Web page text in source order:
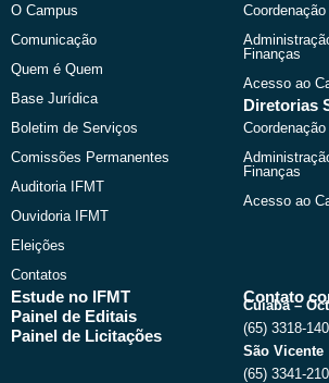
o
k
O Campus
Comunicação
Quem é Quem
Base Jurídica
Boletim de Serviços
Comissões Permanentes
Auditoria IFMT
Ouvidoria IFMT
Eleições
Contatos
Finanças
Acesso ao
Diretorias
Finanças
Acesso ao
Estude no IFMT
Painel de Editais
Painel de Licitações
Contato
Cuiabá –
(65) 3318-
São Vicente
(65) 3341-